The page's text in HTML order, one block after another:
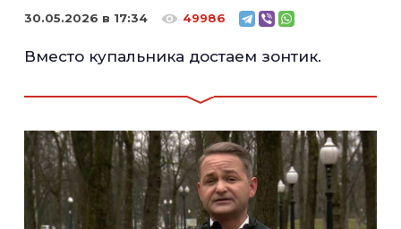
30.05.2026 в 17:34 49986
Вместо купальника достаем зонтик.